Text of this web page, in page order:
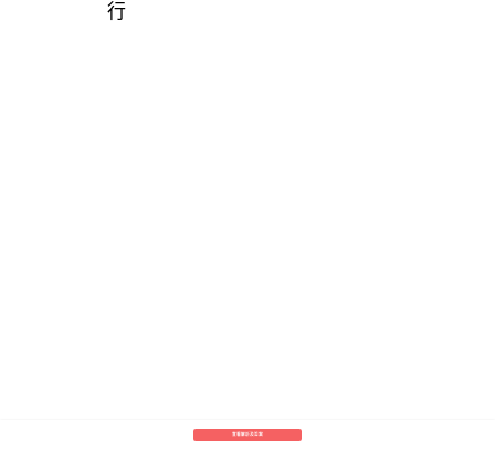
行
查看解析及答案